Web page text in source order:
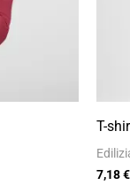
T-
7,18€